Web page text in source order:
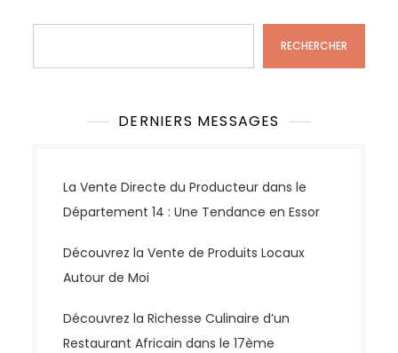
RECHERCHER
DERNIERS MESSAGES
La Vente Directe du Producteur dans le
Département 14 : Une Tendance en Essor
Découvrez la Vente de Produits Locaux
Autour de Moi
Découvrez la Richesse Culinaire d’un
Restaurant Africain dans le 17ème